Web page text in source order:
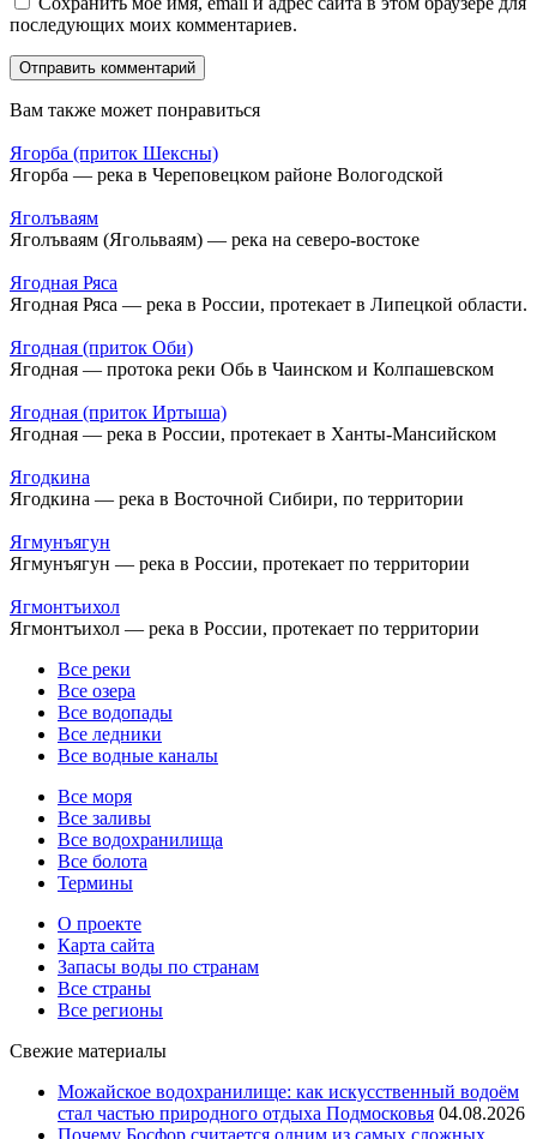
последующих моих комментариев.
Вам также может понравиться
Ягорба (приток Шексны)
Ягорба — река в Череповецком районе Вологодской
Яголъваям
Яголъваям (Ягольваям) — река на северо-востоке
Ягодная Ряса
Ягодная Ряса — река в России, протекает в Липецкой области.
Ягодная (приток Оби)
Ягодная — протока реки Обь в Чаинском и Колпашевском
Ягодная (приток Иртыша)
Ягодная — река в России, протекает в Ханты-Мансийском
Ягодкина
Ягодкина — река в Восточной Сибири, по территории
Ягмунъягун
Ягмунъягун — река в России, протекает по территории
Ягмонтъихол
Ягмонтъихол — река в России, протекает по территории
Все реки
Все озера
Все водопады
Все ледники
Все водные каналы
Все моря
Все заливы
Все водохранилища
Все болота
Термины
О проекте
Карта сайта
Запасы воды по странам
Все страны
Все регионы
Свежие материалы
Можайское водохранилище: как искусственный водоём
стал частью природного отдыха Подмосковья 04.08.2026
Почему Босфор считается одним из самых сложных